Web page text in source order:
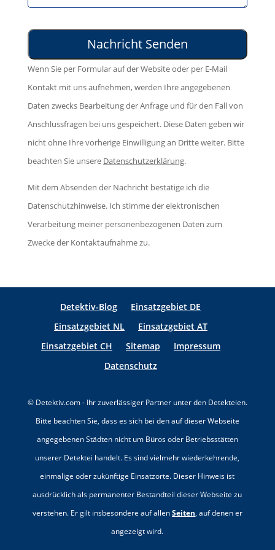
s
e
s
F
e
l
d
l
e
e
r
.
s
s
d
i
e
s
e
s
e
l
d
l
e
e
l
a
s
s
e
d
i
e
s
e
s
.
Wenn Sie per Formular auf der Website oder per E-Mail
Kontakt mit uns aufnehmen, werden Ihre angegebenen
Daten zwecks Bearbeitung der Anfrage und für den Fall von
Anschlussfragen bei uns gespeichert. Diese Daten geben wir
nicht ohne Ihre vorherige Einwilligung an Dritte weiter. Bitte
beachten Sie unsere Datenschutzerklärung.
Mit dem Absenden der Nachricht bestätige ich die
Datenschutzhinweise. Ich stimme der elektronischen
Verarbeitung meiner personenbezogenen Daten zum
Zwecke der Kontaktaufnahme zu.
Detektiv-Blog
Einsatzgebiet DE
Einsatzgebiet NL
Einsatzgebiet AT
Einsatzgebiet CH
Sitemap
Impressum
Datenschutz
© Detektiv.com - Ihr zuverlässiger Partner unter den Detekteien.
Bitte beachten Sie, dass es sich bei den auf dieser Webseite
angegebenen Städten nicht um Büros oder Betriebsstätten
unserer Detektei handelt. Es sind vielmehr wiederkehrende,
einmalige oder zukünftige Einsatzorte. Dieser Hinweis ist
ausdrücklich als permanenter Bestandteil dieser Webseite zu
verstehen. Er gilt insbesondere auf allenSeiten, auf denen er
angezeigt wird.